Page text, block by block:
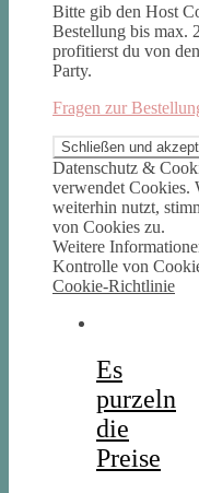
Bitte gib den Host
Bestellung bis max.
profitierst du von
Party.
Fragen zur
Datenschutz &
verwendet Cookies.
weiterhin nutzt,
von Cookies zu.
Weitere
Kontrolle von
Cookie-Richtlinie
Es
purzeln
die
Preise